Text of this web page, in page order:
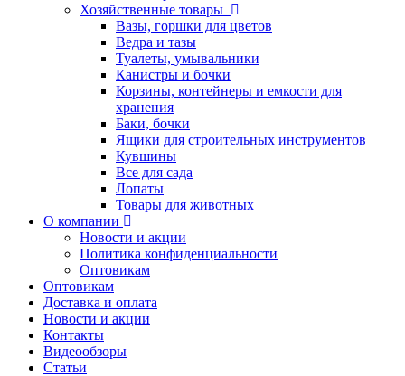
Хозяйственные товары
Вазы, горшки для цветов
Ведра и тазы
Туалеты, умывальники
Канистры и бочки
Корзины, контейнеры и емкости для
хранения
Баки, бочки
Ящики для строительных инструментов
Кувшины
Все для сада
Лопаты
Товары для животных
О компании
Новости и акции
Политика конфиденциальности
Оптовикам
Оптовикам
Доставка и оплата
Новости и акции
Контакты
Видеообзоры
Статьи